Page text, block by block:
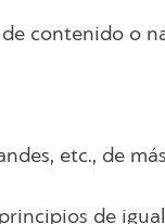
contenido o
etc., de
de